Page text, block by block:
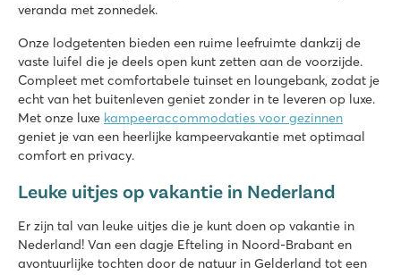
★ ★ ★ ★
Binnenzwembad en overdekt sterrenstrand
Faciliteiten en animatie voor jong en oud
Gelegen in de prachtige Brabantse Kempen
veranda met zonnedek.
Onze lodgetenten bieden een ruime leefruimte dankzij de
vaste luifel die je deels open kunt zetten aan de voorzijde.
Compleet met comfortabele tuinset en loungebank, zodat je
echt van het buitenleven geniet zonder in te leveren op luxe.
Met onze luxe kampeeraccommodaties voor gezinnen
geniet je van een heerlijke kampeervakantie met optimaal
comfort en privacy.
Leuke uitjes op vakantie in Nederland
Er zijn tal van leuke uitjes die je kunt doen op vakantie in
Nederland! Van een dagje Efteling in Noord-Brabant en
avontuurlijke tochten door de natuur in Gelderland tot een